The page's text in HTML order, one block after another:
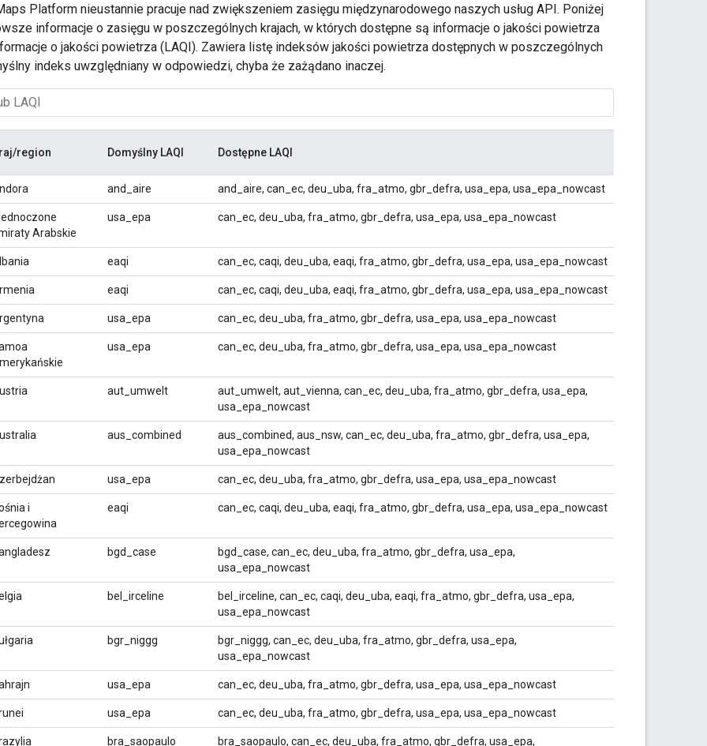
Platform nieustannie pracuje nad zwiększeniem zasięgu międzynarodowego naszych usług API. Poniżej
informacje o zasięgu w poszczególnych krajach, w których dostępne są informacje o jakości powietrza
o jakości powietrza (LAQI). Zawiera listę indeksów jakości powietrza dostępnych w poszczególnych
indeks uwzględniany w odpowiedzi, chyba że zażądano inaczej.
region Domyślny LAQI Dostępne LAQI
and_aire and_aire, can_ec, deu_uba, fra_atmo, gbr_defra, usa_epa, usa_epa_nowcast
Arabskie
usa_epa can_ec, deu_uba, fra_atmo, gbr_defra, usa_epa, usa_epa_nowcast
eaqi can_ec, caqi, deu_uba, eaqi, fra_atmo, gbr_defra, usa_epa, usa_epa_nowcast
eaqi can_ec, caqi, deu_uba, eaqi, fra_atmo, gbr_defra, usa_epa, usa_epa_nowcast
usa_epa can_ec, deu_uba, fra_atmo, gbr_defra, usa_epa, usa_epa_nowcast
usa_epa can_ec, deu_uba, fra_atmo, gbr_defra, usa_epa, usa_epa_nowcast
aut_umwelt
aut_umwelt, aut_vienna, can_ec, deu_uba, fra_atmo, gbr_defra, usa_epa,
usa_epa_nowcast
aus_combined
aus_combined, aus_nsw, can_ec, deu_uba, fra_atmo, gbr_defra, usa_epa,
usa_epa_nowcast
usa_epa can_ec, deu_uba, fra_atmo, gbr_defra, usa_epa, usa_epa_nowcast
i
eaqi can_ec, caqi, deu_uba, eaqi, fra_atmo, gbr_defra, usa_epa, usa_epa_nowcast
bgd_case
bgd_case, can_ec, deu_uba, fra_atmo, gbr_defra, usa_epa,
usa_epa_nowcast
bel_irceline
bel_irceline, can_ec, caqi, deu_uba, eaqi, fra_atmo, gbr_defra, usa_epa,
usa_epa_nowcast
bgr_niggg
bgr_niggg, can_ec, deu_uba, fra_atmo, gbr_defra, usa_epa,
usa_epa_nowcast
usa_epa can_ec, deu_uba, fra_atmo, gbr_defra, usa_epa, usa_epa_nowcast
usa_epa can_ec, deu_uba, fra_atmo, gbr_defra, usa_epa, usa_epa_nowcast
bra_saopaulo
bra_saopaulo, can_ec, deu_uba, fra_atmo, gbr_defra, usa_epa,